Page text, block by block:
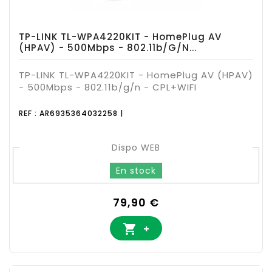
TP-LINK TL-WPA4220KIT - HomePlug AV
(HPAV) - 500Mbps - 802.11b/g/n...
TP-LINK TL-WPA4220KIT - HomePlug AV (HPAV)
- 500Mbps - 802.11b/g/n - CPL+WIFI
REF : AR6935364032258 |
Dispo WEB
En stock
Prix
79,90 €
 +